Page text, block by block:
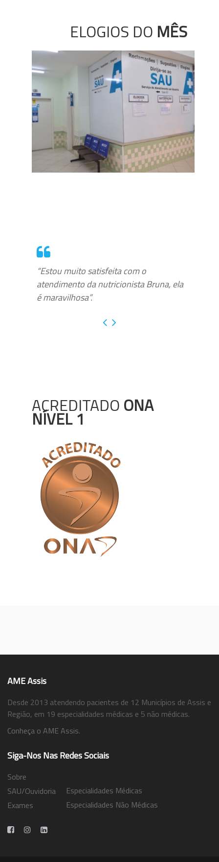
ELOGIOS DO MÊS
“Estou muito satisfeita com o
atendimento da nutricionista Bruna, ela
é maravilhosa”.
ACREDITADO ONA
NÍVEL 1
AME Assis
Desde 2013 atendendo pacientes de 12 Municípios de Assis e
Região, em 19 especialidades médicas e 5 não médicas.
Conheça o AME Assis.
Siga-Nos Nas Redes Sociais
Sobre
SAU/Ouvidoria
Exames
Especialidades Médicas
Especialidades Não Médicas